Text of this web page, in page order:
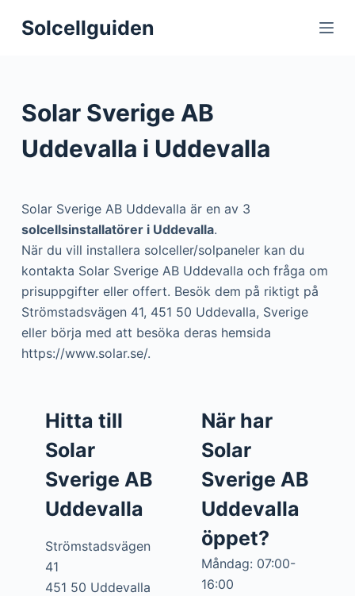
S
o
c
e
n
Solcellguiden
Solar Sverige AB
Uddevalla i Uddevalla
Solar Sverige AB Uddevalla är en av 3
solcellsinstallatörer i Uddevalla.
När du vill installera solceller/solpaneler kan du
kontakta Solar Sverige AB Uddevalla och fråga om
prisuppgifter eller offert. Besök dem på riktigt på
Strömstadsvägen 41, 451 50 Uddevalla, Sverige
eller börja med att besöka deras hemsida
https://www.solar.se/.
Hitta till
Solar
Sverige AB
Uddevalla
Strömstadsvägen
41
451 50 Uddevalla
När har
Solar
Sverige AB
Uddevalla
öppet?
Måndag: 07:00-
16:00